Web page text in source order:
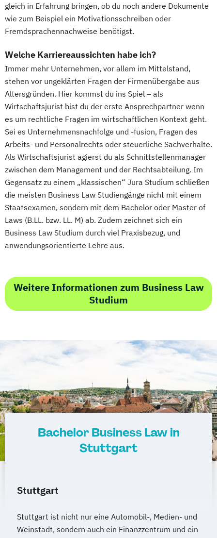
gleich in Erfahrung bringen, ob du noch andere Dokumente
wie zum Beispiel ein Motivationsschreiben oder
Fremdsprachennachweise benötigst.
Welche Karriereaussichten habe ich?
Immer mehr Unternehmen, vor allem im Mittelstand,
stehen vor ungeklärten Fragen der Firmenübergabe aus
Altersgründen. Hier kommst du ins Spiel – als
Wirtschaftsjurist bist du der erste Ansprechpartner wenn
es um rechtliche Fragen im wirtschaftlichen Kontext geht.
Sei es Unternehmensnachfolge und -fusion, Fragen des
Arbeits- und Personalrechts oder steuerliche Sachverhalte.
Als Wirtschaftsjurist agierst du als Schnittstellenmanager
zwischen dem Management und der Rechtsabteilung. Im
Gegensatz zu einem „klassischen“ Jura Studium schließen
die meisten Business Law Studiengänge nicht mit einem
Staatsexamen, sondern mit dem Bachelor oder Master of
Laws (B.LL. bzw. LL. M) ab. Zudem zeichnet sich ein
Business Law Studium durch viel Praxisbezug, und
anwendungsorientierte Lehre aus.
Weitere Informationen zum Business Law
Studium
Bachelor Business Law in
Stuttgart
Stuttgart
Stuttgart ist nicht nur eine Automobil-, Medien- und
Weinstadt, sondern auch ein Finanzzentrum und ein